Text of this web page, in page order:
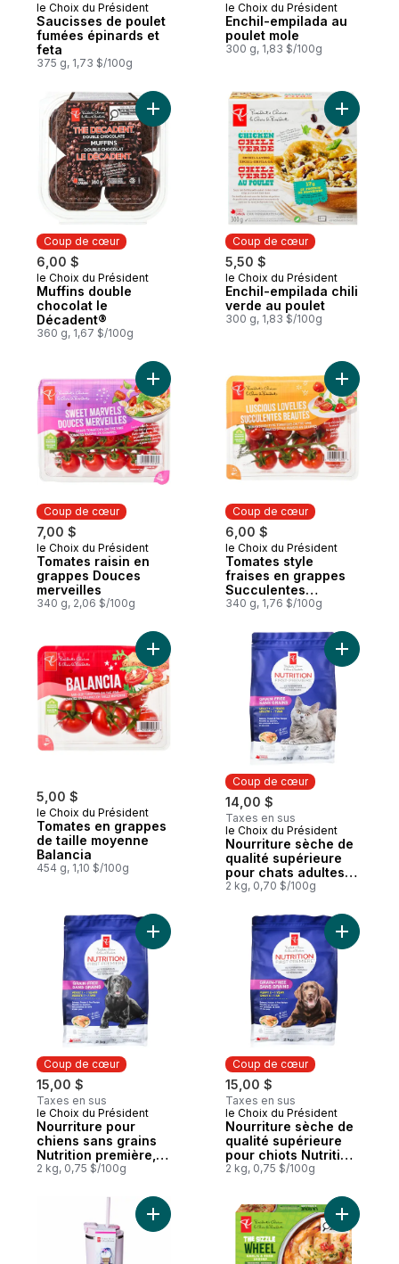
Coup de cœur
le Choix du Président
Saucisses de poulet
fumées épinards et
feta
375 g, 1,73 $/100g
Coup de cœur
le Choix du Président
Enchil-empilada au
poulet mole
300 g, 1,83 $/100g
Coup de cœur
6,00 $
Coup de cœur
le Choix du Président
Muffins double
chocolat le
Décadent®
360 g, 1,67 $/100g
Ajouter Muffins double chocolat le
Coup de cœur
5,50 $
Coup de cœur
le Choix du Président
Enchil-empilada chili
verde au poulet
300 g, 1,83 $/100g
Coup de cœur
7,00 $
Coup de cœur
le Choix du Président
Tomates raisin en
grappes Douces
merveilles
340 g, 2,06 $/100g
Ajouter Tomates raisin en grappes
Coup de cœur
6,00 $
Coup de cœur
le Choix du Président
Tomates style
fraises en grappes
Succulentes
beautés
340 g, 1,76 $/100g
Ajouter
5,00 $
le Choix du Président
Tomates en grappes
de taille moyenne
Balancia
454 g, 1,10 $/100g
Ajouter Tomates en grappes de taille
Coup de cœur
14,00 $
Taxes en sus
Coup de cœur
le Choix du Président
Nourriture sèche de
qualité supérieure
pour chats adultes
Nutrition première
au saumon, aux
pommes de terre et
aux pois
2 kg, 0,70 $/100g
Ajouter
Coup de cœur
15,00 $
Taxes en sus
Coup de cœur
le Choix du Président
Nourriture pour
chiens sans grains
Nutrition première,
saumon, pommes de
2 kg, 0,75 $/100g
Ajouter Nourriture pour chiens sans
Coup de cœur
15,00 $
Taxes en sus
Coup de cœur
le Choix du Président
Nourriture sèche de
qualité supérieure
pour chiots Nutrition
première sans
pommes de terre et
aux pois
2 kg, 0,75 $/100g
Ajouter
Ajouter Bouteille isotherme en acierAjouter